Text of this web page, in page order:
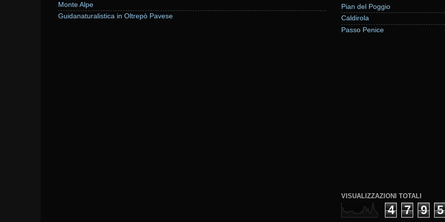
Monte Alpe
Guidanaturalistica in Oltrepò Pavese
Pian del Poggio
Caldirola
Passo Penice
VISUALIZZAZIONI TOTALI
4 7 9 5